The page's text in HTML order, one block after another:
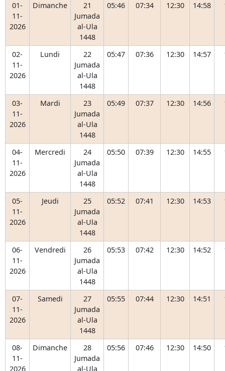
01-
11-
2026
Dimanche
21
Jumada
al-Ula
1448
05:46 07:34 12:30 14:58
02-
11-
2026
Lundi
22
Jumada
al-Ula
1448
05:47 07:36 12:30 14:57
03-
11-
2026
Mardi
23
Jumada
al-Ula
1448
05:49 07:37 12:30 14:56
04-
11-
2026
Mercredi
24
Jumada
al-Ula
1448
05:50 07:39 12:30 14:55
05-
11-
2026
Jeudi
25
Jumada
al-Ula
1448
05:52 07:41 12:30 14:53
06-
11-
2026
Vendredi
26
Jumada
al-Ula
1448
05:53 07:42 12:30 14:52
07-
11-
2026
Samedi
27
Jumada
al-Ula
1448
05:55 07:44 12:30 14:51
08-
11-
2026
Dimanche
28
Jumada
al-Ula
05:56 07:46 12:30 14:50